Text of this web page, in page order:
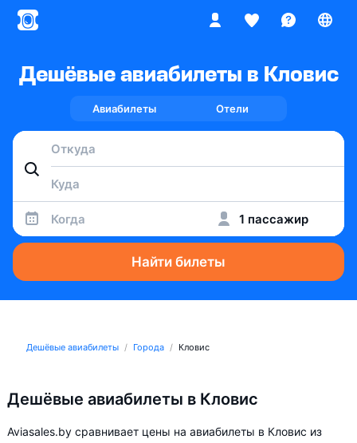
Дешёвые авиабилеты в Кловис
Авиабилеты Отели
Когда 1 пассажир
Найти билеты
Дешёвые авиабилеты Города Кловис
Дешёвые авиабилеты в Кловис
Aviasales.by сравнивает цены на авиабилеты в Кловис из